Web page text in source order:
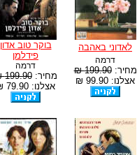
לאדוני באהבה
דרמה
מחיר:199.90 ₪
אצלנו: 99.90 ₪
בוקר טוב אדון
פידלמן
דרמה
מחיר:199.90 ₪
אצלנו: 79.90 ₪